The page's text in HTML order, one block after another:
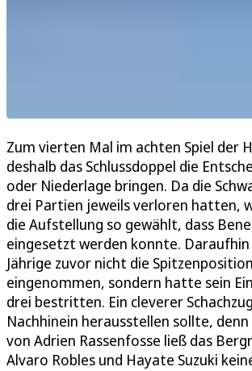
Zum vierten Mal im achten Spiel der
deshalb das Schlussdoppel die
oder Niederlage bringen. Da die
drei Partien jeweils verloren hatten,
die Aufstellung so gewählt, dass
eingesetzt werden konnte.
Jährige zuvor nicht die
eingenommen, sondern hatte sein
drei bestritten. Ein cleverer
Nachhinein herausstellen sollte,
von Adrien Rassenfosse ließ das
Alvaro Robles und Hayate Suzuki